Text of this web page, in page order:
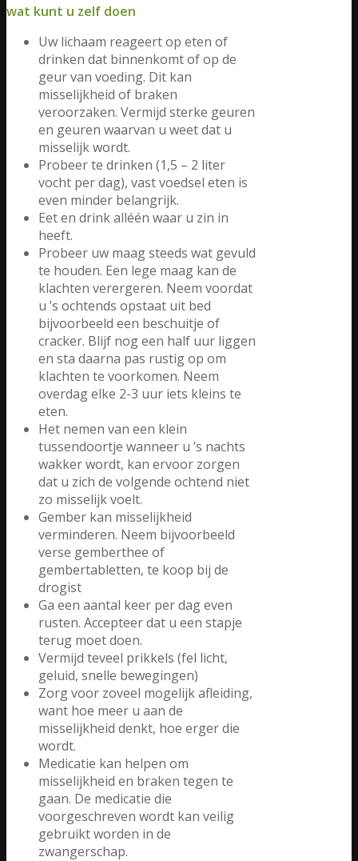
wat kunt u zelf doen
Uw lichaam reageert op eten of
drinken dat binnenkomt of op de
geur van voeding. Dit kan
misselijkheid of braken
veroorzaken. Vermijd sterke geuren
en geuren waarvan u weet dat u
misselijk wordt.
Probeer te drinken (1,5 – 2 liter
vocht per dag), vast voedsel eten is
even minder belangrijk.
Eet en drink alléén waar u zin in
heeft.
Probeer uw maag steeds wat gevuld
te houden. Een lege maag kan de
klachten verergeren. Neem voordat
u ’s ochtends opstaat uit bed
bijvoorbeeld een beschuitje of
cracker. Blijf nog een half uur liggen
en sta daarna pas rustig op om
klachten te voorkomen. Neem
overdag elke 2-3 uur iets kleins te
eten.
Het nemen van een klein
tussendoortje wanneer u ’s nachts
wakker wordt, kan ervoor zorgen
dat u zich de volgende ochtend niet
zo misselijk voelt.
Gember kan misselijkheid
verminderen. Neem bijvoorbeeld
verse gemberthee of
gembertabletten, te koop bij de
drogist
Ga een aantal keer per dag even
rusten. Accepteer dat u een stapje
terug moet doen.
Vermijd teveel prikkels (fel licht,
geluid, snelle bewegingen)
Zorg voor zoveel mogelijk afleiding,
want hoe meer u aan de
misselijkheid denkt, hoe erger die
wordt.
Medicatie kan helpen om
misselijkheid en braken tegen te
gaan. De medicatie die
voorgeschreven wordt kan veilig
gebruikt worden in de
zwangerschap.